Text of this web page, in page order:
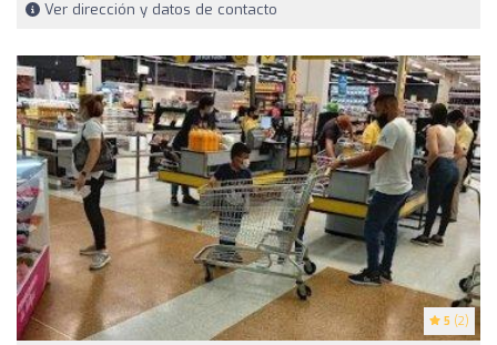
Ver dirección y datos de contacto
5 (2)